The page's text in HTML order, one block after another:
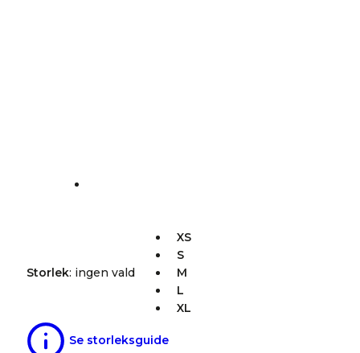
Storlek: ingen vald
XS
S
M
L
XL
Se storleksguide